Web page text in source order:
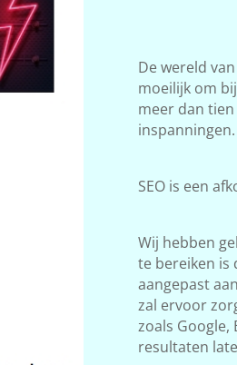
De wereld
moeilijk om
meer dan
inspanningen.
SEO is een
Wij hebben
te bereiken is
aangepast
zal ervoor
zoals Google,
resultaten